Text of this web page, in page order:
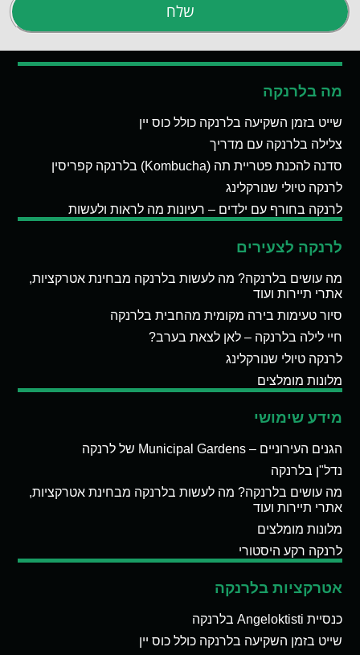
שלח
מה בלרנקה
שייט בזמן השקיעה בלרנקה כולל כוס יין
צלילה בלרנקה עם מדריך
סדנה להכנת פטריית תה (Kombucha) בלרנקה קפריסין
לרנקה טיולי שנורקלינג
לרנקה בחורף עם ילדים – רעיונות מה לראות ולעשות
לרנקה לצעירים
מה עושים בלרנקה? מה לעשות בלרנקה מבחינת אטרקציות,
אתרי תיירות ועוד
סיור טעימות בירה מקומית מהחבית בלרנקה
חיי לילה בלרנקה – לאן לצאת בערב?
לרנקה טיולי שנורקלינג
מלונות מומלצים
מידע שימושי
הגנים העירוניים – Municipal Gardens של לרנקה
נדל"ן בלרנקה
מה עושים בלרנקה? מה לעשות בלרנקה מבחינת אטרקציות,
אתרי תיירות ועוד
מלונות מומלצים
לרנקה רקע היסטורי
אטרקציות בלרנקה
כנסיית Angeloktisti בלרנקה
שייט בזמן השקיעה בלרנקה כולל כוס יין